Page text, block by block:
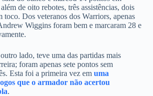
de oito rebotes, três assistências, dois
toco. Dos veteranos dos Warriors, apenas
Wiggins foram bem e marcaram 28 e
lado, teve uma das partidas mais
foram apenas sete pontos sem
Esta foi a primeira vez em uma
que o armador não acertou
.